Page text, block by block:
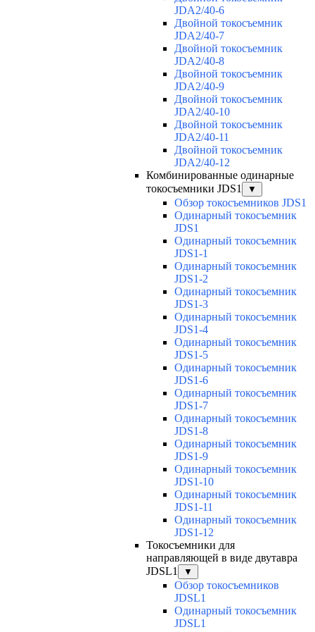
JDA2/40-6
Двойной токосъемник
JDA2/40-7
Двойной токосъемник
JDA2/40-8
Двойной токосъемник
JDA2/40-9
Двойной токосъемник
JDA2/40-10
Двойной токосъемник
JDA2/40-11
Двойной токосъемник
JDA2/40-12
Комбинированные одинарные
токосъемники JDS1
▼
Обзор токосъемников JDS1
Одинарный токосъемник
JDS1
Одинарный токосъемник
JDS1-1
Одинарный токосъемник
JDS1-2
Одинарный токосъемник
JDS1-3
Одинарный токосъемник
JDS1-4
Одинарный токосъемник
JDS1-5
Одинарный токосъемник
JDS1-6
Одинарный токосъемник
JDS1-7
Одинарный токосъемник
JDS1-8
Одинарный токосъемник
JDS1-9
Одинарный токосъемник
JDS1-10
Одинарный токосъемник
JDS1-11
Одинарный токосъемник
JDS1-12
Токосъемники для
направляющей в виде двутавра
JDSL1
▼
Обзор токосъемников
JDSL1
Одинарный токосъемник
JDSL1